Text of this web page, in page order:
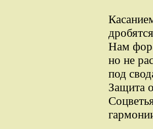
Нам
но не
под
Защита